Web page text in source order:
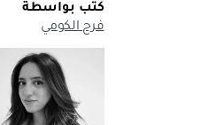
كتب بواسطة
فرح الكومي